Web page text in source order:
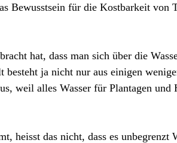
Bewusstsein für die Kostbarkeit von
hat, dass man sich über die
besteht ja nicht nur aus einigen
weil alles Wasser für Plantagen und
heisst das nicht, dass es unbegrenzt